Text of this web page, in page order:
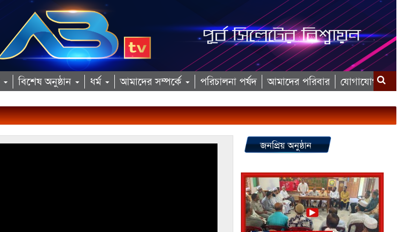
বিশেষ অনুষ্ঠান ধর্ম আমাদের সম্পর্কে পরিচালনা পর্ষদ আমাদের পরিবার যোগাযোগ
জনপ্রিয় অনুষ্ঠান